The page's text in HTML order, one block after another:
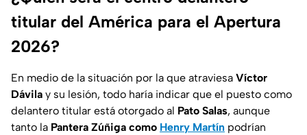
titular del América para el Apertura
2026?
En medio de la situación por la que atraviesa Víctor
Dávila y su lesión, todo haría indicar que el puesto como
delantero titular está otorgado al Pato Salas, aunque
tanto la Pantera Zúñiga como Henry Martín podrían